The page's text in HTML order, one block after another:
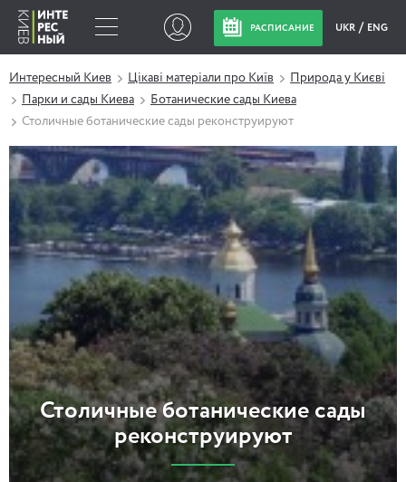
РАСПИСАНИЕ UKR ENG
Интересный Киев Цікаві матеріали про Київ
Природа у Києві
Парки и сады Киева
Ботанические сады Киева
Столичные ботанические сады реконструируют
Столичные ботанические сады
реконструируют